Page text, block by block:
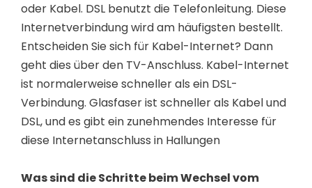
oder Kabel. DSL benutzt die Telefonleitung. Diese
Internetverbindung wird am häufigsten bestellt.
Entscheiden Sie sich für Kabel-Internet? Dann
geht dies über den TV-Anschluss. Kabel-Internet
ist normalerweise schneller als ein DSL-
Verbindung. Glasfaser ist schneller als Kabel und
DSL, und es gibt ein zunehmendes Interesse für
diese Internetanschluss in Hallungen
Was sind die Schritte beim Wechsel vom